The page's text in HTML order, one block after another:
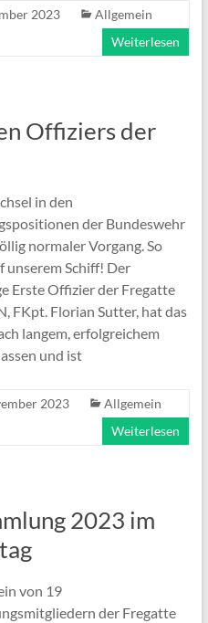
2023
Allgemein
Weiterlesen
Offiziers der
in den
der Bundeswehr
normaler Vorgang. So
unserem Schiff! Der
Erste Offizier der Fregatte
FKpt. Florian Sutter, hat das
langem, erfolgreichem
und ist
2023
Allgemein
Weiterlesen
2023 im
von 19
der Fregatte